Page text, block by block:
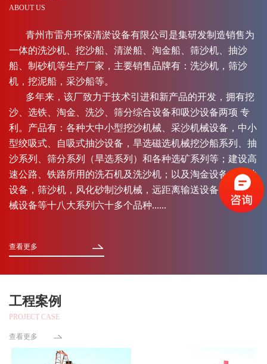
ABOUT US
青州市雷舟环保清淤设备有限公司是集研发制造销售为
一体的洗沙机、挖沙船、清淤船、淘金船、筛沙机、抽沙
船、制砂机等生产厂家，主要销售品牌有：洗沙机，筛沙
机，挖泥船，采沙船等。
多年来，该厂致力于技术引进和新产品的开发，拥有挖
沙、选铁、淘金、洗沙、筛分综合设备和吸沙设备两项 专
利。产品有：各种大中小型挖沙机械、采沙机械设备，中小
型绞吸式、自吸式抽沙设备，旱选磁选机械挖沙船系列、抽
沙系列、筛分系列（旱选系列）和各种选矿系列等；建设高
速公路、铁路所用的洗石机及洗沙机；以及淘金设备，运沙
设备，筛沙机，风化砂制沙机械，远距离输送设备，异型机
械设备等十八大系列六十多个品种......
查看更多
工程案例
PROJECT CASE
查看更多